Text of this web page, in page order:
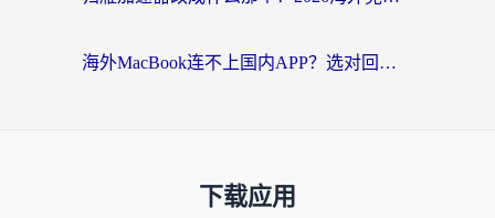
海外MacBook连不上国内APP？选对回国VPN，告别地区限制的烦恼
下载应用